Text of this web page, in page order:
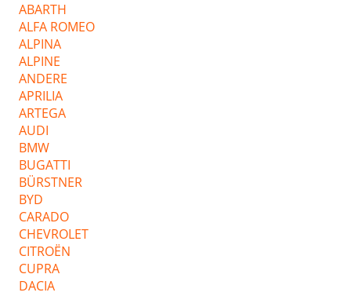
ABARTH
ALFA ROMEO
ALPINA
ALPINE
ANDERE
APRILIA
ARTEGA
AUDI
BMW
BUGATTI
BÜRSTNER
BYD
CARADO
CHEVROLET
CITROËN
CUPRA
DACIA